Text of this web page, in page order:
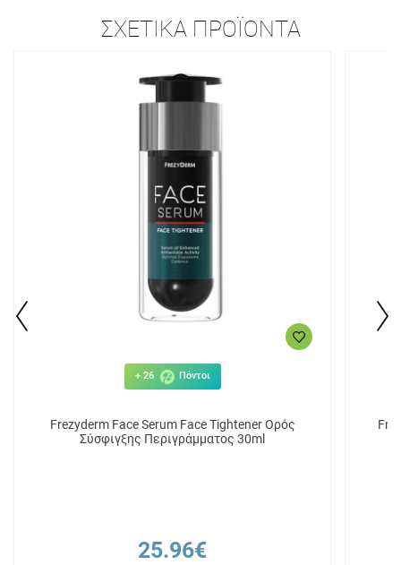
ΣΧΕΤΙΚΆ ΠΡΟΪΌΝΤΑ
+ 26 Πόντοι
Frezyderm Face Serum Face Tightener Ορός
Σύσφιγξης Περιγράμματος 30ml
25.96€